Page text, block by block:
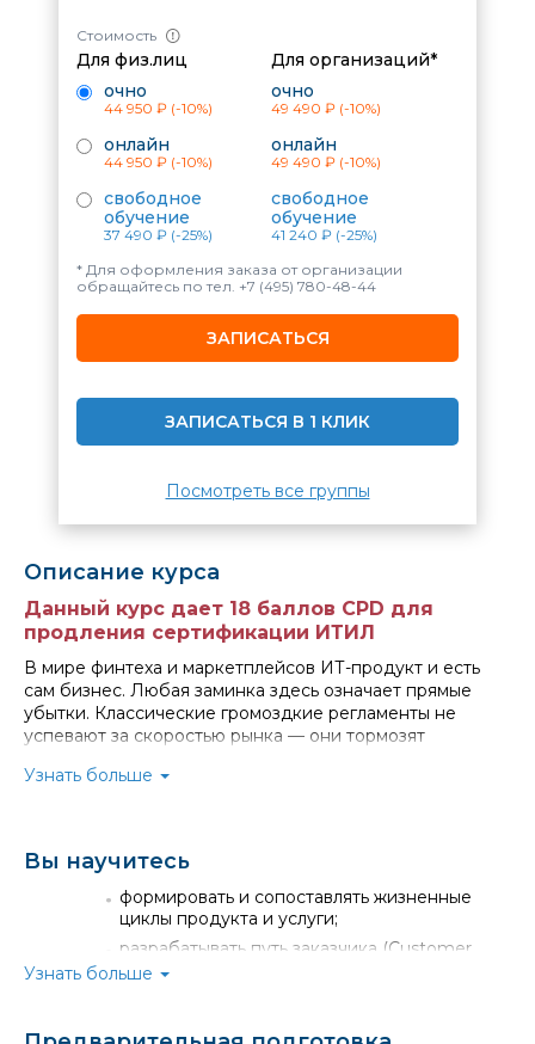
Стоимость
Для физ.лиц
очно
44 950 ₽ (-10%)
онлайн
44 950 ₽ (-10%)
свободное
обучение
37 490 ₽ (-25%)
Для организаций*
очно
49 490 ₽ (-10%)
онлайн
49 490 ₽ (-10%)
свободное
обучение
41 240 ₽ (-25%)
* Для оформления заказа от организации
обращайтесь по тел. +7 (495) 780-48-44
ЗАПИСАТЬСЯ
ЗАПИСАТЬСЯ В 1 КЛИК
Посмотреть все группы
Описание курса
Данный курс дает 18 баллов CPD для
продления сертификации ИТИЛ
В мире финтеха и маркетплейсов ИТ-продукт и есть
сам бизнес. Любая заминка здесь означает прямые
убытки. Классические громоздкие регламенты не
успевают за скоростью рынка — они тормозят
убивают инновации.
услуг;
устранять барьеры между разработкой и
бизнесом;
внедрять изменения без бюрократии.
Именно таких экспертов мы готовим.
Узнать больше
Вы научитесь
формировать и сопоставлять жизненные
циклы продукта и услуги;
разрабатывать путь заказчика (Customer
journey);
Узнать больше